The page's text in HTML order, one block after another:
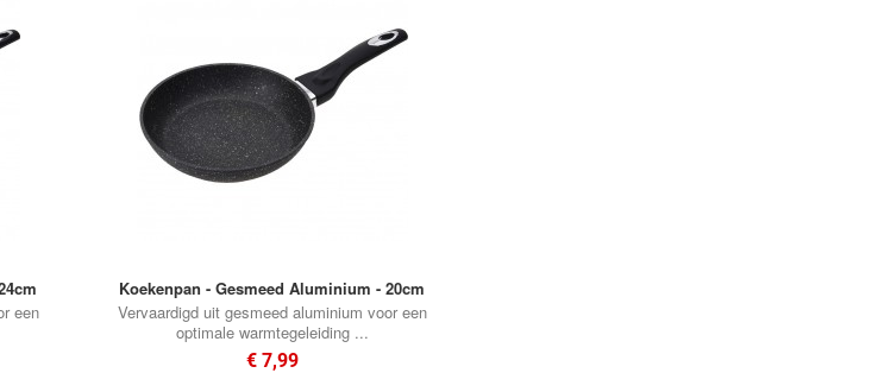
een
Koekenpan - Gesmeed Aluminium - 20cm
Vervaardigd uit gesmeed aluminium voor een
optimale warmtegeleiding ...
€ 7,99
•
•